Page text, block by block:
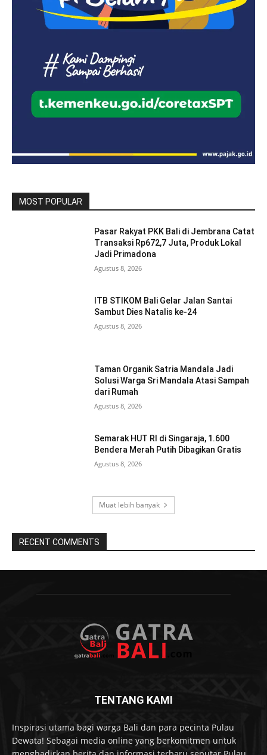
MOST POPULAR
Pasar Rakyat PKK Bali di Jembrana Catat
Transaksi Rp672,7 Juta, Produk Lokal
Jadi Primadona
Agustus 8, 2026
ITB STIKOM Bali Gelar Jalan Santai
Sambut Dies Natalis ke-24
Agustus 8, 2026
Taman Organik Satria Mandala Jadi
Solusi Warga Sri Mandala Atasi Sampah
dari Rumah
Agustus 8, 2026
Semarak HUT RI di Singaraja, 1.600
Bendera Merah Putih Dibagikan Gratis
Agustus 8, 2026
Muat lebih banyak
RECENT COMMENTS
TENTANG KAMI
Inspirasi utama bagi warga Bali dan para pecinta Pulau
Dewata! Sebagai media online yang berkomitmen untuk